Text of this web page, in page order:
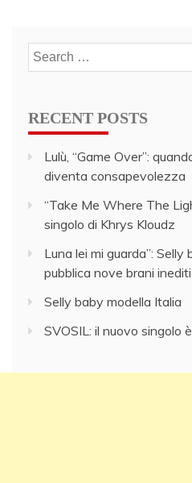
Search
for:
RECENT POSTS
Lulù, “Game Over”:
diventa consapevolezza
“Take Me Where The
singolo di Khrys Kloudz
Luna lei mi guarda”: Selly
pubblica nove brani inediti
Selly baby modella Italia
SVOSIL: il nuovo singolo